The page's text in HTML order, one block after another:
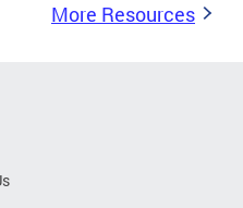
More Resources